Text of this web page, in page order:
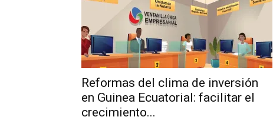
Reformas del clima de inversión
en Guinea Ecuatorial: facilitar el
crecimiento...